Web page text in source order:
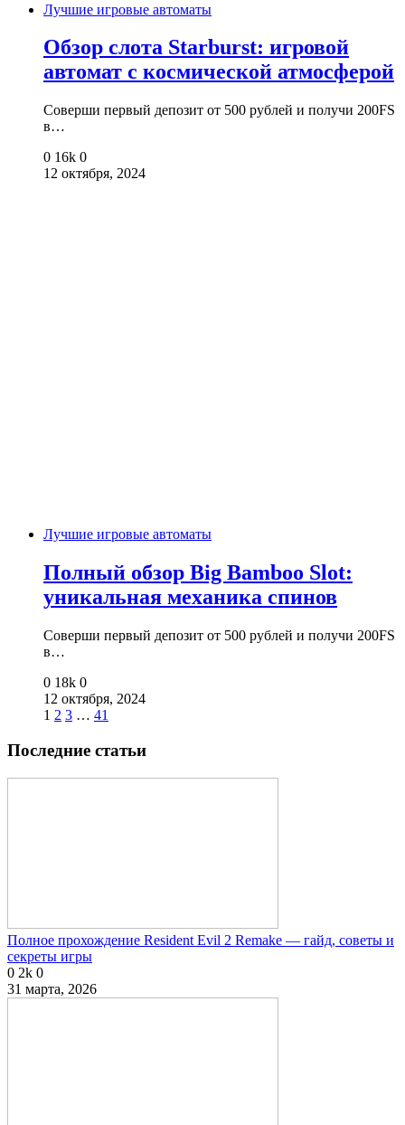
Лучшие игровые автоматы
Обзор слота Starburst: игровой
автомат с космической атмосферой
Соверши первый депозит от 500 рублей и получи 200FS
в…
0 16k 0
12 октября, 2024
Лучшие игровые автоматы
Полный обзор Big Bamboo Slot:
уникальная механика спинов
Соверши первый депозит от 500 рублей и получи 200FS
в…
0 18k 0
12 октября, 2024
1 2 3 … 41
Последние статьи
Полное прохождение Resident Evil 2 Remake — гайд, советы и
секреты игры
0 2k 0
31 марта, 2026